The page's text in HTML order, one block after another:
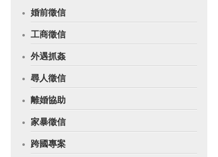
婚前徵信
工商徵信
外遇抓姦
尋人徵信
離婚協助
家暴徵信
跨國專案